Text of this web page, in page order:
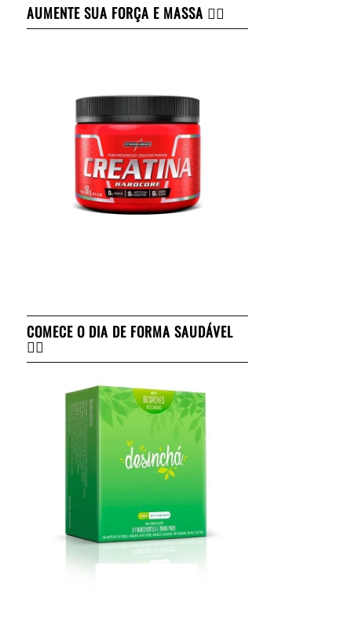
AUMENTE SUA FORÇA E MASSA 👇🏻
COMECE O DIA DE FORMA SAUDÁVEL
👇🏻